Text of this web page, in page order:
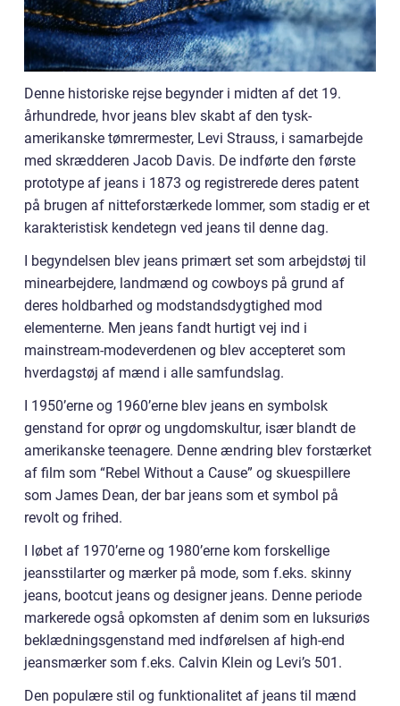
Denne historiske rejse begynder i midten af det 19.
århundrede, hvor jeans blev skabt af den tysk-
amerikanske tømrermester, Levi Strauss, i samarbejde
med skrædderen Jacob Davis. De indførte den første
prototype af jeans i 1873 og registrerede deres patent
på brugen af nitteforstærkede lommer, som stadig er et
karakteristisk kendetegn ved jeans til denne dag.
I begyndelsen blev jeans primært set som arbejdstøj til
minearbejdere, landmænd og cowboys på grund af
deres holdbarhed og modstandsdygtighed mod
elementerne. Men jeans fandt hurtigt vej ind i
mainstream-modeverdenen og blev accepteret som
hverdagstøj af mænd i alle samfundslag.
I 1950’erne og 1960’erne blev jeans en symbolsk
genstand for oprør og ungdomskultur, især blandt de
amerikanske teenagere. Denne ændring blev forstærket
af film som “Rebel Without a Cause” og skuespillere
som James Dean, der bar jeans som et symbol på
revolt og frihed.
I løbet af 1970’erne og 1980’erne kom forskellige
jeansstilarter og mærker på mode, som f.eks. skinny
jeans, bootcut jeans og designer jeans. Denne periode
markerede også opkomsten af denim som en luksuriøs
beklædningsgenstand med indførelsen af high-end
jeansmærker som f.eks. Calvin Klein og Levi’s 501.
Den populære stil og funktionalitet af jeans til mænd